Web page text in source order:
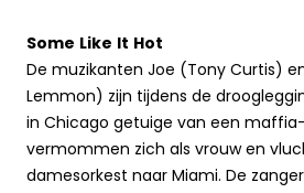
Some Like It Hot
De muzikanten Joe (Tony Curtis)
Lemmon) zijn tijdens de
in Chicago getuige van een
vermommen zich als vrouw en
damesorkest naar Miami. De